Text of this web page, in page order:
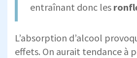
entraînant donc les
L’absorption d’alcool
effets. On aurait tendance à